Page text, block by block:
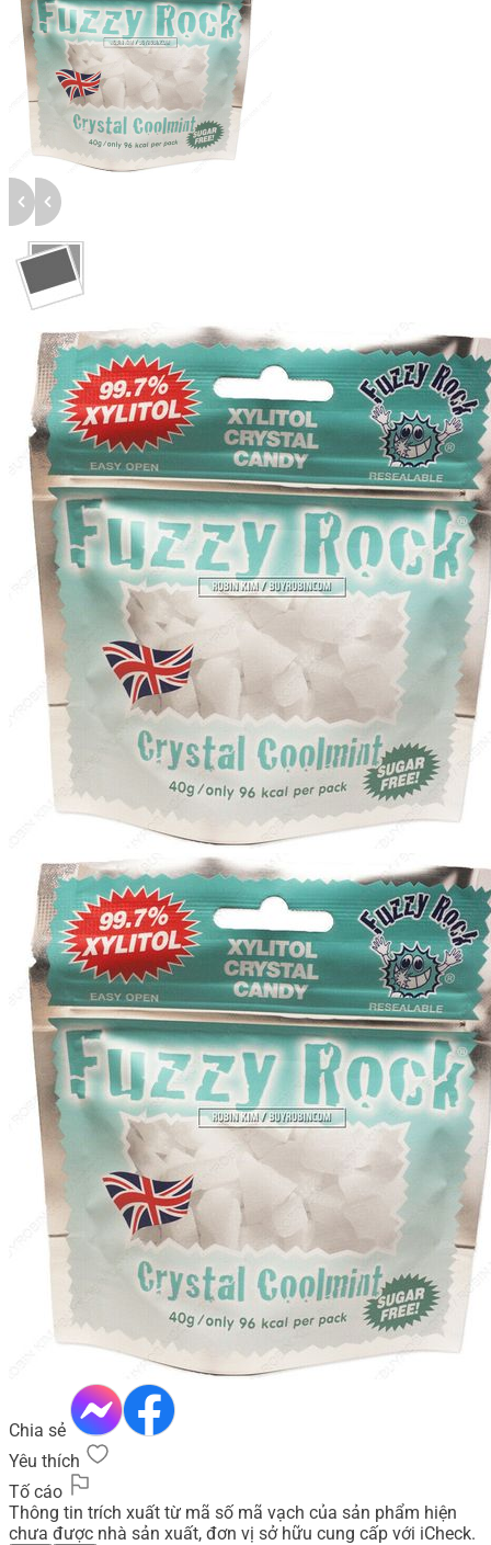
Chia sẻ
Yêu thích
Tố cáo
Thông tin trích xuất từ mã số mã vạch của sản phẩm hiện
chưa được nhà sản xuất, đơn vị sở hữu cung cấp với iCheck.